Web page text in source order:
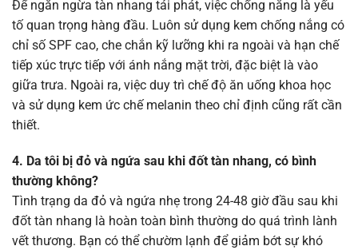
Để ngăn ngừa tàn nhang tái phát, việc chống nắng là yếu
tố quan trọng hàng đầu. Luôn sử dụng kem chống nắng có
chỉ số SPF cao, che chắn kỹ lưỡng khi ra ngoài và hạn chế
tiếp xúc trực tiếp với ánh nắng mặt trời, đặc biệt là vào
giữa trưa. Ngoài ra, việc duy trì chế độ ăn uống khoa học
và sử dụng kem ức chế melanin theo chỉ định cũng rất cần
thiết.
4. Da tôi bị đỏ và ngứa sau khi đốt tàn nhang, có bình
thường không?
Tình trạng da đỏ và ngứa nhẹ trong 24-48 giờ đầu sau khi
đốt tàn nhang là hoàn toàn bình thường do quá trình lành
vết thương. Bạn có thể chườm lạnh để giảm bớt sự khó